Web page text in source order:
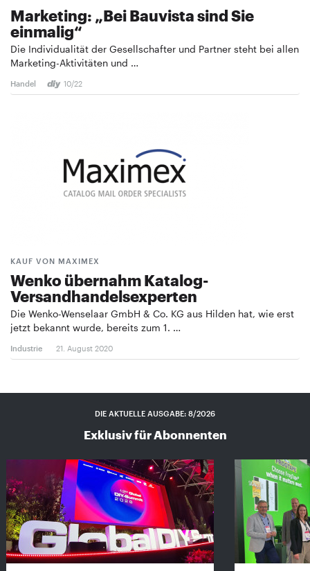
Marketing: „Bei Bauvista sind Sie
einmalig“
Die Individualität der Gesellschafter und Partner steht bei allen
Marketing-Aktivitäten und …
Handel 10/22
KAUF VON MAXIMEX
Wenko übernahm Katalog-
Versandhandelsexperten
Die Wenko-Wenselaar GmbH & Co. KG aus Hilden hat, wie erst
jetzt bekannt wurde, bereits zum 1. …
Industrie 21. August 2020
DIE AKTUELLE AUSGABE: 8/2026
Exklusiv für Abonnenten